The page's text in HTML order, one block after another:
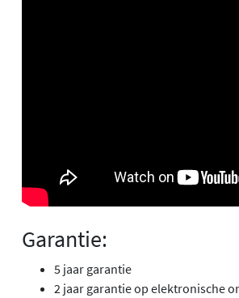
Garantie:
5 jaar garantie
2 jaar garantie op elektronische